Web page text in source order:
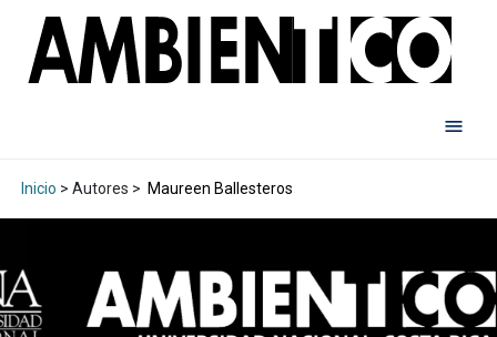
Inicio > Autores > Maureen Ballesteros